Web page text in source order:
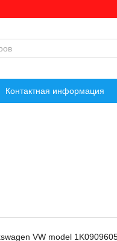
Контактная информация
VW model